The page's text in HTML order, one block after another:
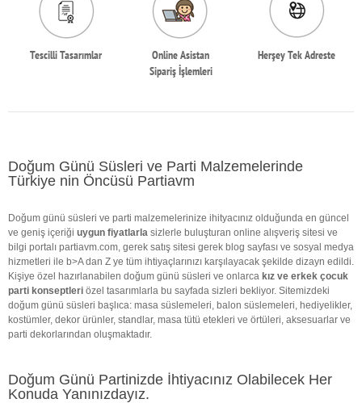
Tescilli Tasarımlar
Online Asistan
Sipariş İşlemleri
Herşey Tek Adreste
Doğum Günü Süsleri ve Parti Malzemelerinde
Türkiye nin Öncüsü Partiavm
Doğum günü süsleri ve parti malzemelerinize ihityacınız olduğunda en güncel
ve geniş içeriği uygun fiyatlarla sizlerle buluşturan online alışveriş sitesi ve
bilgi portalı partiavm.com, gerek satış sitesi gerek blog sayfası ve sosyal medya
hizmetleri ile b>A dan Z ye tüm ihtiyaçlarınızı karşılayacak şekilde dizayn edildi.
Kişiye özel hazırlanabilen doğum günü süsleri ve onlarca kız ve erkek çocuk
parti konseptleri özel tasarımlarla bu sayfada sizleri bekliyor. Sitemizdeki
doğum günü süsleri başlıca: masa süslemeleri, balon süslemeleri, hediyelikler,
kostümler, dekor ürünler, standlar, masa tütü etekleri ve örtüleri, aksesuarlar ve
parti dekorlarından oluşmaktadır.
Doğum Günü Partinizde İhtiyacınız Olabilecek Her
Konuda Yanınızdayız.